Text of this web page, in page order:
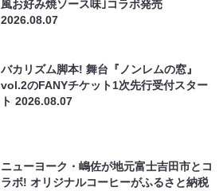
風お好み焼ソース味｣コラボ発売
2026.08.07
バカリズム脚本! 舞台『ノンレムの窓』
vol.2のFANYチケット1次先行受付スター
ト2026.08.07
ニューヨーク・嶋佐が地元富士吉田市とコ
ラボ! オリジナルコーヒーがふるさと納税